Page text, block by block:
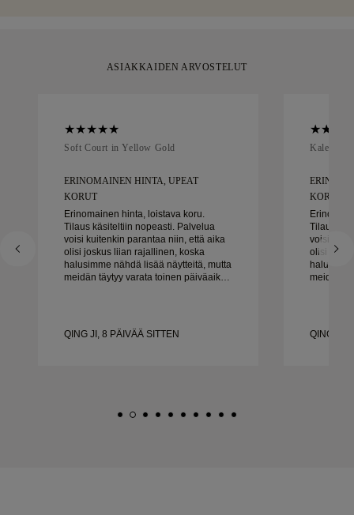
ASIAKKAIDEN ARVOSTELUT
Soft Court in Yellow Gold
ERINOMAINEN HINTA, UPEAT
KORUT
Erinomainen hinta, loistava koru.
Tilaus käsiteltiin nopeasti. Palvelua
voisi kuitenkin parantaa niin, että aika
olisi joskus liian rajallinen, koska
halusimme nähdä lisää näytteitä, mutta
meidän täytyy varata toinen päiväaika.
QING JI, 8 PÄIVÄÄ SITTEN
Kaleida
KORUT
Tilaus
voisi
olisi
meidän
QING JI,